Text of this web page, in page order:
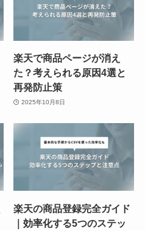
楽天で商品ページが消え
た？考えられる原因4選と
再発防止策
2025年10月8日
楽天の商品登録完全ガイド
｜効率化する5つのステッ